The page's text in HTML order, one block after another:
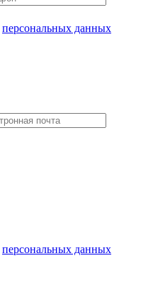
персональных данных
персональных данных